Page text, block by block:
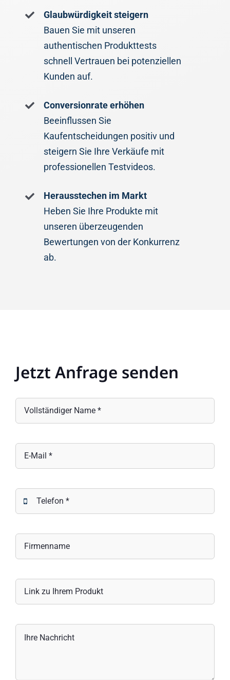
Glaubwürdigkeit steigern
Bauen Sie mit unseren
authentischen Produkttests
schnell Vertrauen bei potenziellen
Kunden auf.
Conversionrate erhöhen
Beeinflussen Sie
Kaufentscheidungen positiv und
steigern Sie Ihre Verkäufe mit
professionellen Testvideos.
Herausstechen im Markt
Heben Sie Ihre Produkte mit
unseren überzeugenden
Bewertungen von der Konkurrenz
ab.
Jetzt Anfrage senden